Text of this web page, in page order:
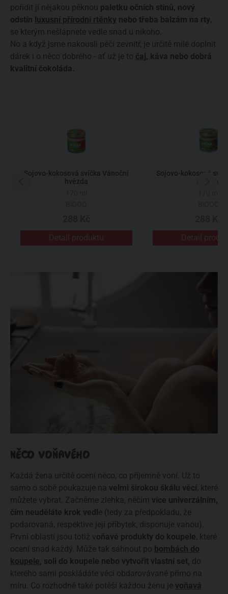
pořídit jí nějakou pěknou paletku očních stínů, nový
odstín luxusní přírodní rtěnky nebo třeba balzám na rty,
se kterým nešlápnete vedle snad u nikoho.
No a když jsme nakousli péči zevnitř, je určitě milé doplnit
dárek i o něco dobrého - ať už je to čaj, káva nebo dobrá
kvalitní čokoláda.
Sojovo-kokosová svíčka Vánoční
hvězda
Detail produktu
Sojovo-kokosová
mandle
Detail
NĚCO VOŇAVÉHO
Každá žena určitě ocení něco, co příjemně voní. Už to
samo o sobě poukazuje na velmi širokou škálu věcí, které
můžete vybrat. Začněme zlehka, něčím více univerzálním,
čím neuděláte krok vedle (tedy za předpokladu, že
podarovaná, respektive její příbytek, disponuje vanou).
První oblastí jsou totiž voňavé produkty do koupele, které
ocení snad každý. Může tak sáhnout po bombách do
koupele, soli do koupele nebo vytvořit vlastní set, do
kterého sami poskládáte věci obdarovávané přímo na
míru. Co rozhodně také potěší každou ženu je voňavá